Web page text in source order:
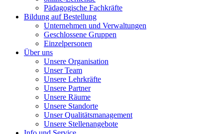
Pädagogische Fachkräfte
Bildung auf Bestellung
Unternehmen und Verwaltungen
Geschlossene Gruppen
Einzelpersonen
Über uns
Unsere Organisation
Unser Team
Unsere Lehrkräfte
Unsere Partner
Unsere Räume
Unsere Standorte
Unser Qualitätsmanagement
Unsere Stellenangebote